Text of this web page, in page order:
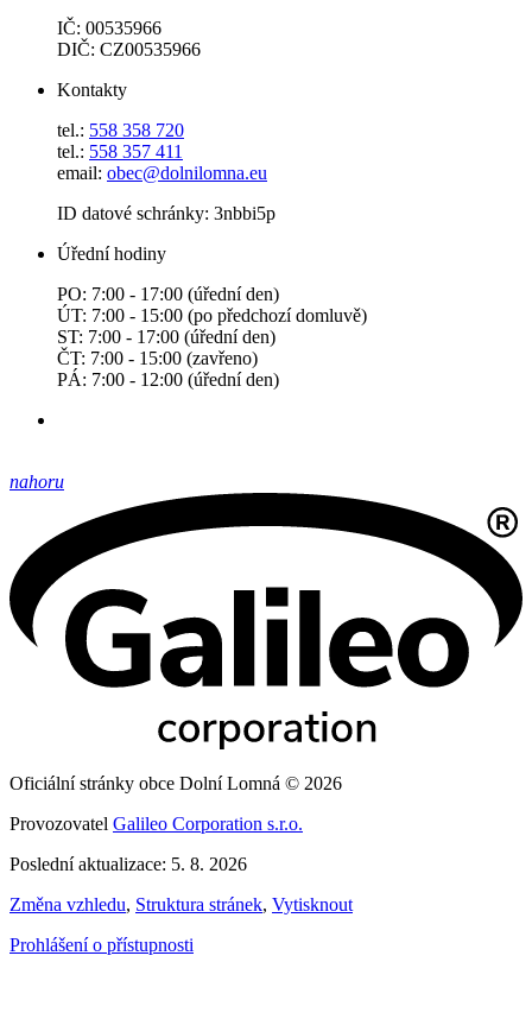
IČ: 00535966
DIČ: CZ00535966
Kontakty
tel.: 558 358 720
tel.: 558 357 411
email: obec@dolnilomna.eu
ID datové schránky: 3nbbi5p
Úřední hodiny
PO: 7:00 - 17:00 (úřední den)
ÚT: 7:00 - 15:00 (po předchozí domluvě)
ST: 7:00 - 17:00 (úřední den)
ČT: 7:00 - 15:00 (zavřeno)
PÁ: 7:00 - 12:00 (úřední den)
nahoru
Oficiální stránky obce Dolní Lomná © 2026
Provozovatel Galileo Corporation s.r.o.
Poslední aktualizace: 5. 8. 2026
Změna vzhledu, Struktura stránek, Vytisknout
Prohlášení o přístupnosti